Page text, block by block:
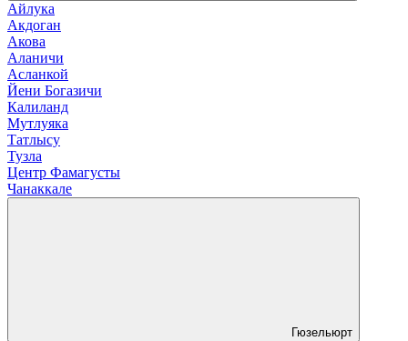
Айлука
Акдоган
Акова
Аланичи
Асланкой
Йени Богазичи
Калиланд
Мутлуяка
Татлысу
Тузла
Центр Фамагусты
Чанаккале
Гюзельюрт